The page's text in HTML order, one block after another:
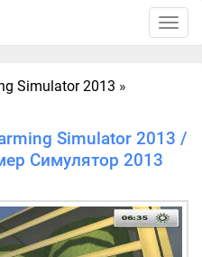
Toggle
Simulator 2013 »
Simulator 2013 /
Симулятор 2013